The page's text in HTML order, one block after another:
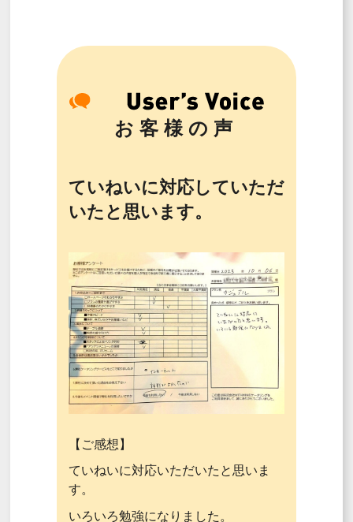
お客様の声
ていねいに対応していただ
いたと思います。
【ご感想】
ていねいに対応いただいたと思いま
す。
いろいろ勉強になりました。